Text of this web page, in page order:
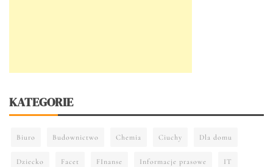
KATEGORIE
Biuro Budownictwo Chemia Ciuchy Dla domu
Dziecko Facet FInanse Informacje prasowe IT